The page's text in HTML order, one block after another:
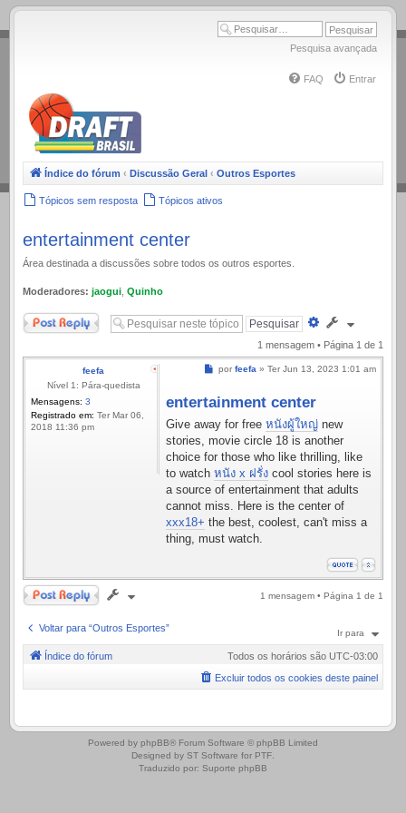
.
Pesquisa avançada
FAQ Entrar
Índice do fórum ‹ Discussão Geral ‹ Outros Esportes
Tópicos sem resposta Tópicos ativos
entertainment center
Área destinada a discussões sobre todos os outros esportes.
Moderadores: jaogui Quinho
Responder
Pesquisa
avançada
1 mensagem • Página 1 de 1
feefa
Nível 1: Pára-quedista
Mensagens: 3
Registrado em: Ter Mar 06,
2018 11:36 pm
Mensagem
por feefa » Ter Jun 13, 2023 1:01 am
entertainment center
Give away for free หนังผู้ใหญ่ new
stories, movie circle 18 is another
choice for those who like thrilling, like
to watch หนัง x ฝรั่ง cool stories here is
a source of entertainment that adults
cannot miss. Here is the center of
xxx18+ the best, coolest, can't miss a
thing, must watch.
Responder 1 mensagem • Página 1 de 1
Voltar para “Outros Esportes” Ir para
Índice do fórum Todos os horários são UTC-03:00
Excluir todos os cookies deste painel
.
Powered by phpBB® Forum Software © phpBB Limited
Designed by ST Software for PTF
Traduzido por: Suporte phpBB